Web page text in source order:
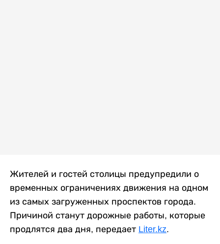
Жителей и гостей столицы предупредили о
временных ограничениях движения на одном
из самых загруженных проспектов города.
Причиной станут дорожные работы, которые
продлятся два дня, передает Liter.kz.